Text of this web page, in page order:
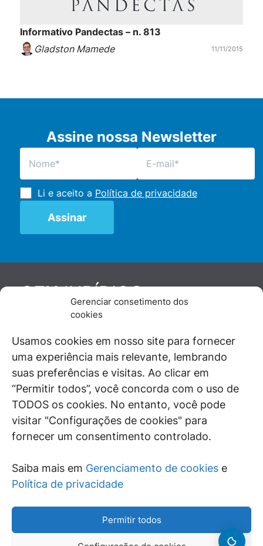
Gerenciar consetimento dos
cookies
Usamos cookies em nosso site para fornecer
uma experiência mais relevante, lembrando
suas preferências e visitas. Ao clicar em
“Permitir todos”, você concorda com o uso de
TODOS os cookies. No entanto, você pode
visitar "Configurações de cookies" para
fornecer um consentimento controlado.
Saiba mais em Gerenciamento de cookies e
Política de privacidade
Permitir todos
Informativo Pandectas – n. 813
Gladston Mamede
11/11/2015
Assine nossa Newsletter
Li e aceito a Política de privacidade
GENJURÍDICO
De maneira independente, os autores e
juristas e doutrinadores nacionais, se posicionam
diante de questões relevantes do cotidiano e
universo jurídico.
SIGA